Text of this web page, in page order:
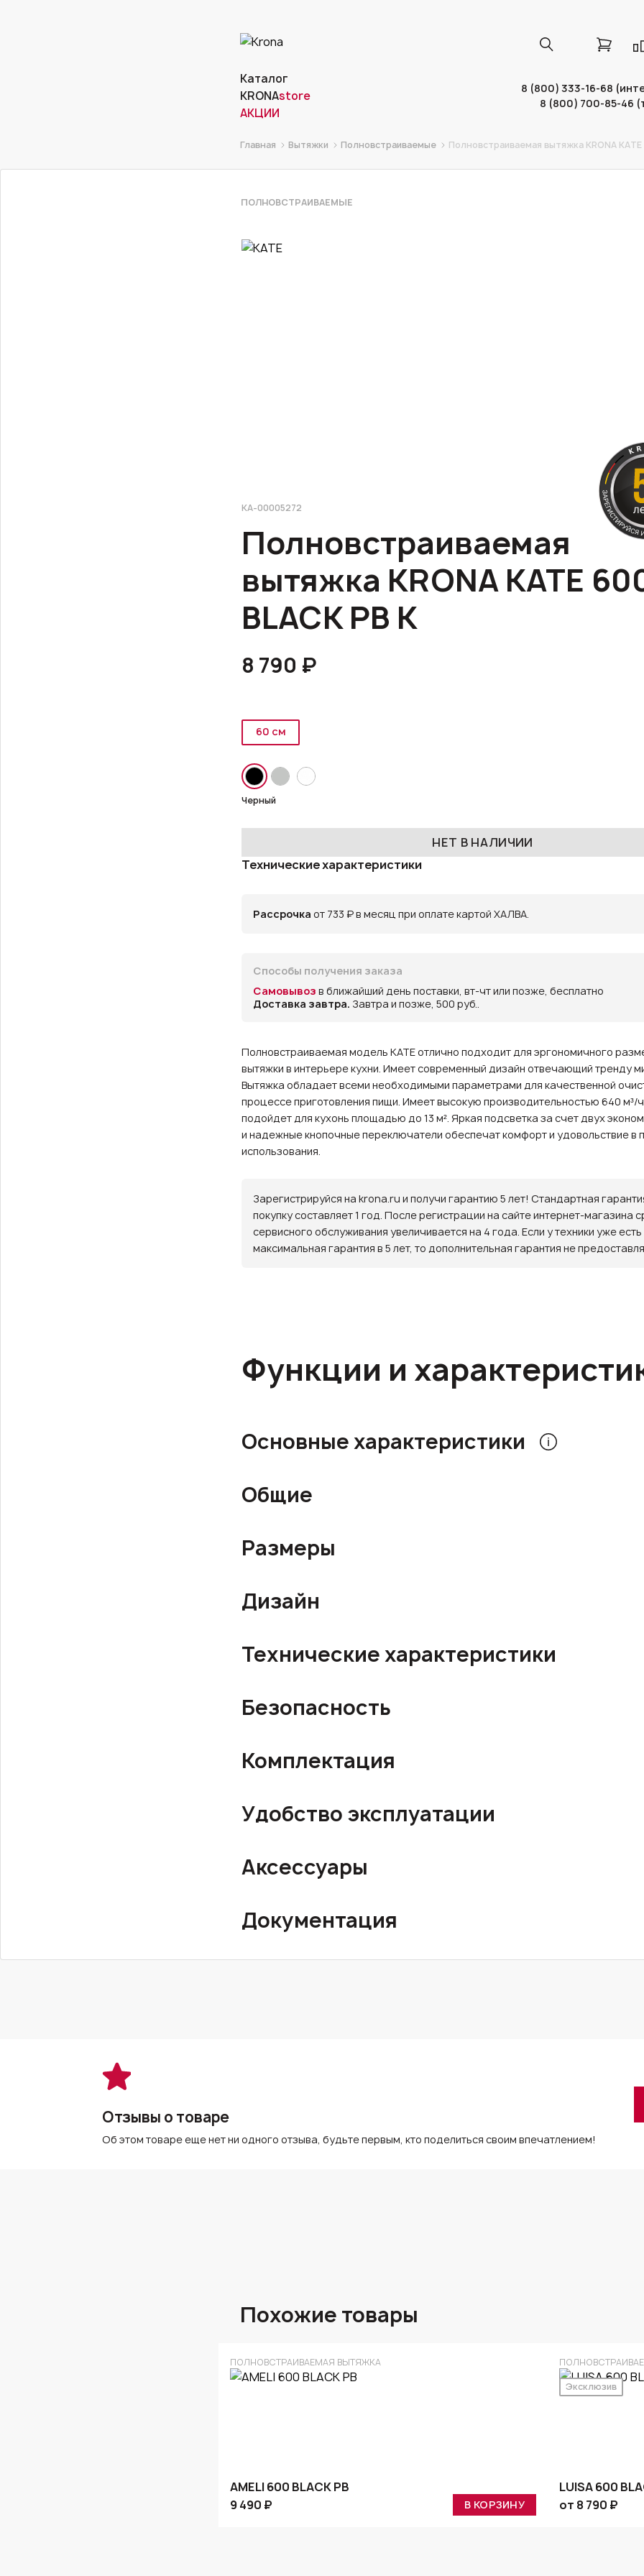
Каталог
KRONAstore
АКЦИИ
8 (800) 333-16-68
8 (800) 700-85-46
Главная Вытяжки Полновстраиваемые Полновстраиваемая вытяжка KRONA KATE
ПОЛНОВСТРАИВАЕМЫЕ
КА-00005272
Полновстраиваемая
вытяжка KRONA KATE
BLACK PB K
8 790 ₽
60 см
Черный
НЕТ В НАЛИЧИИ
Технические характеристики
Рассрочка от 733 ₽ в месяц при оплате картой ХАЛВА.
Способы получения заказа
Самовывоз в ближайший день поставки, вт-чт или позже, бесплатно
Доставка завтра. Завтра и позже, 500 руб..
Полновстраиваемая модель KATE отлично подходит для эргономичного
вытяжки в интерьере кухни. Имеет современный дизайн отвечающий тренду
Вытяжка обладает всеми необходимыми параметрами для качественной
процессе приготовления пищи. Имеет высокую производительностью 640 м³/
подойдет для кухонь площадью до 13 м². Яркая подсветка за счет двух
и надежные кнопочные переключатели обеспечат комфорт и удовольствие в
использования.
Зарегистрируйся на krona.ru и получи гарантию 5 лет! Стандартная
покупку составляет 1 год. После регистрации на сайте интернет-магазина
сервисного обслуживания увеличивается на 4 года. Если у техники уже есть
максимальная гарантия в 5 лет, то дополнительная гарантия не
Функции и
Основные характеристики
Общие
Размеры
Дизайн
Технические характеристики
Безопасность
Комплектация
Удобство эксплуатации
Аксессуары
Документация
Отзывы о товаре
Об этом товаре еще нет ни одного отзыва, будьте первым, кто поделиться своим впечатлением!
Похожие товары
ПОЛНОВСТРАИВАЕМАЯ ВЫТЯЖКА
AMELI 600 BLACK PB
9 490 ₽
В КОРЗИНУ
Эксклюзив
LUISA 600
от 8 790 ₽